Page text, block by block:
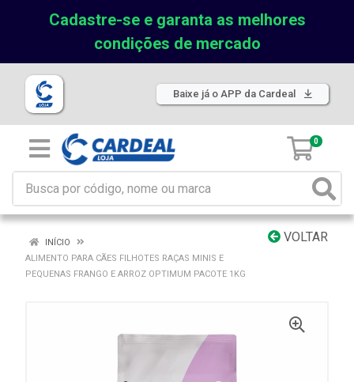
Cadastre-se e garanta as melhores
condições de mercado
Baixe já o APP da Cardeal
0
VOLTAR
INÍCIO
ALIMENTO PARA CÃES FILHOTES RAÇAS MINIS E
PEQUENAS FRANGO E ARROZ OPTIMUM PACOTE 1KG